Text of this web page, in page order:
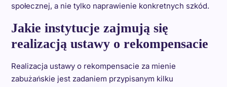
społecznej, a nie tylko naprawienie konkretnych szkód.
Jakie instytucje zajmują się
realizacją ustawy o rekompensacie
Realizacja ustawy o rekompensacie za mienie
zabużańskie jest zadaniem przypisanym kilku